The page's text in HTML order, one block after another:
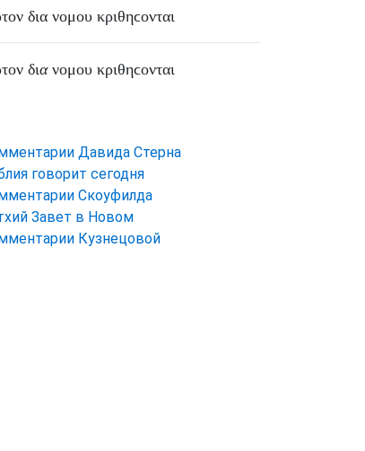
δια νομου κριθηϲονται
δια νομου κριθηϲονται
Давида Стерна
говорит сегодня
Скоуфилда
Завет в Новом
Кузнецовой